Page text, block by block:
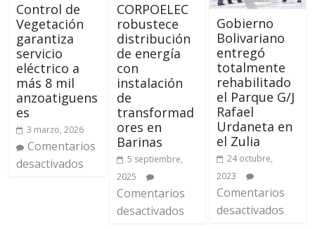
Control de
Vegetación
garantiza
servicio
eléctrico a
más 8 mil
anzoatiguens
es
3 marzo, 2026
Comentarios
desactivados
CORPOELEC
robustece
distribución
de energía
con
instalación
de
transformad
ores en
Barinas
5 septiembre,
2025
Comentarios
desactivados
Gobierno
Bolivariano
entregó
totalmente
rehabilitado
el Parque G/J
Rafael
Urdaneta en
el Zulia
24 octubre,
2023
Comentarios
desactivados